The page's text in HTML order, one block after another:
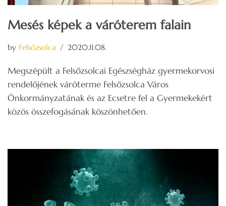
Mesés képek a váróterem falain
by Felsőzsolca 2020.11.08.
Megszépült a Felsőzsolcai Egészségház gyermekorvosi
rendelőjének váróterme Felsőzsolca Város
Önkormányzatának és az Ecsetre fel a Gyermekekért
közös összefogásának köszönhetően.